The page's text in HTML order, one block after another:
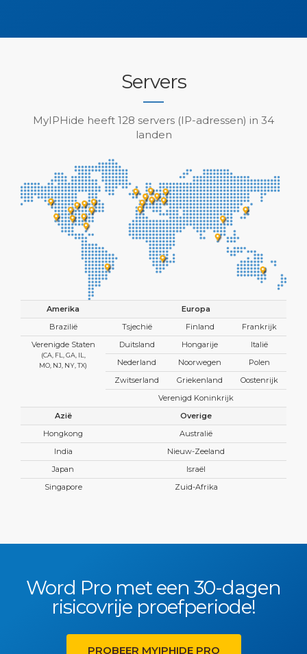
Servers
MyIPHide heeft 128 servers (IP-adressen) in 34
landen
Amerika
Europa
Brazilië
Tsjechië Finland
Frankrijk
Verenigde Staten
(CA, FL, GA, IL,
MO, NJ, NY, TX)
Duitsland Hongarije
Italië
Nederland
Noorwegen
Polen
Zwitserland
Griekenland
Oostenrijk
Verenigd Koninkrijk
Azië
Overige
Hongkong
Australië
India
Nieuw-Zeeland
Japan
Israël
Singapore
Zuid-Afrika
Word Pro met een 30-dagen
risicovrije proefperiode!
PROBEER MYIPHIDE PRO